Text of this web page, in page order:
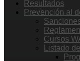
Resultados
Prevención al
Cursos
Listado